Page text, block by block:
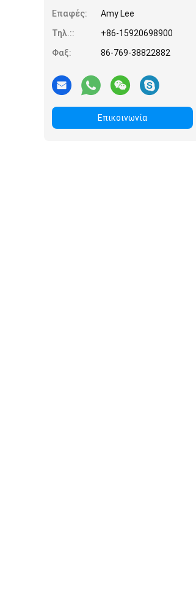
Επαφές:
Amy Lee
Τηλ.::
+86-15920698900
Φαξ:
86-769-38822882
Επικοινωνία